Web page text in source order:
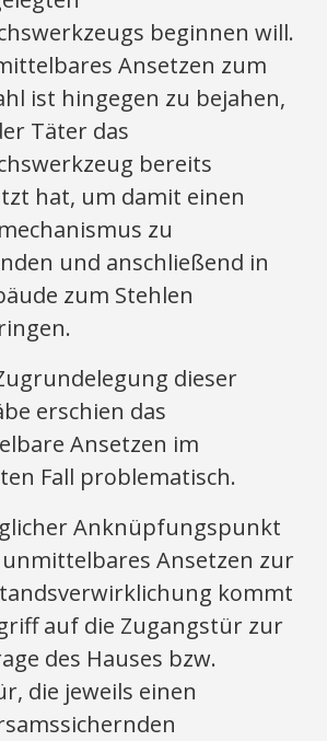
beginnen will.
Ansetzen zum
ist hingegen zu bejahen,
Täter das
bereits
hat, um damit einen
zu
und anschließend in
zum Stehlen
dieser
erschien das
Ansetzen im
Fall problematisch.
Anknüpfungspunkt
Ansetzen zur
kommt
auf die Zugangstür zur
des Hauses bzw.
die jeweils einen